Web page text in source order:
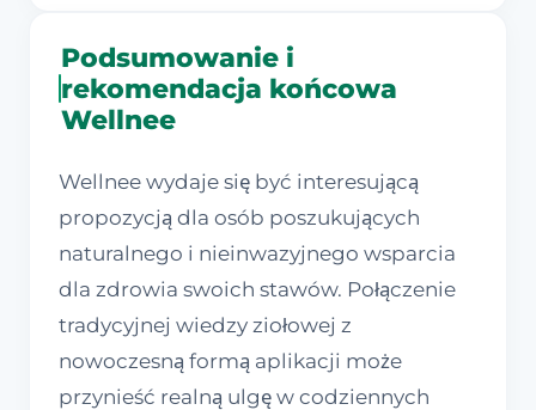
Podsumowanie i
rekomendacja końcowa
Wellnee
Wellnee wydaje się być interesującą
propozycją dla osób poszukujących
naturalnego i nieinwazyjnego wsparcia
dla zdrowia swoich stawów. Połączenie
tradycyjnej wiedzy ziołowej z
nowoczesną formą aplikacji może
przynieść realną ulgę w codziennych